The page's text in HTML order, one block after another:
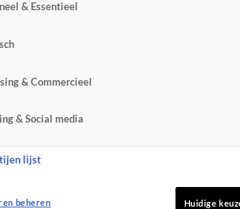
& Essentieel
& Commercieel
& Social media
lijst
beheren Huidige